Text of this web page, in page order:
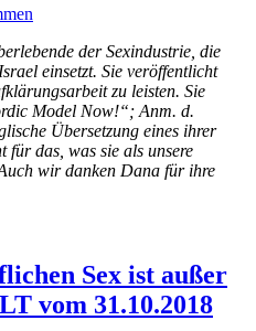
der Sexindustrie, die
einsetzt. Sie veröffentlicht
zu leisten. Sie
Model Now!“; Anm. d.
Übersetzung eines ihrer
das, was sie als unsere
wir danken Dana für ihre
Sex ist außer
vom 31.10.2018